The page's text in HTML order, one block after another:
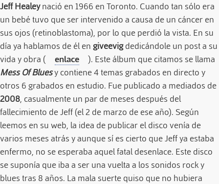
Jeff Healeynació en 1966 en Toronto. Cuando tan sólo era
un bebé tuvo que ser intervenido a causa de un cáncer en
sus ojos (retinoblastoma), por lo que perdió la vista. En su
día ya hablamos de él en giveevigdedicándole un post a su
vida y obra (
enlace
). Este álbum que citamos se llama
Mess Of Bluesy contiene 4 temas grabados en directo y
otros 6 grabados en estudio. Fue publicado a mediados de
2008, casualmente un par de meses después del
fallecimiento de Jeff (el 2 de marzo de ese año). Según
leemos en su web, la idea de publicar el disco venía de
varios meses atrás y aunque sí es cierto que Jeff ya estaba
enfermo, no se esperaba aquel fatal desenlace. Este disco
se suponía que iba a ser una vuelta a los sonidos rock y
blues tras 8 años. La mala suerte quiso que no hubiera